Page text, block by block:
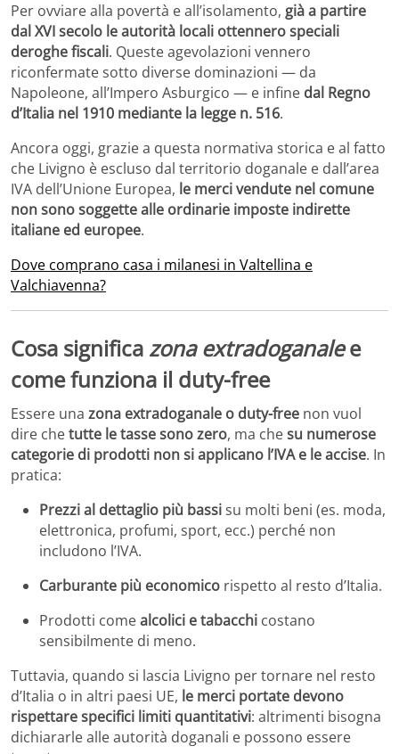
Per ovviare alla povertà e all’isolamento, già a partire
dal XVI secolo le autorità locali ottennero speciali
deroghe fiscali. Queste agevolazioni vennero
riconfermate sotto diverse dominazioni — da
Napoleone, all’Impero Asburgico — e infine dal Regno
d’Italia nel 1910 mediante la legge n. 516.
Ancora oggi, grazie a questa normativa storica e al fatto
che Livigno è escluso dal territorio doganale e dall’area
IVA dell’Unione Europea, le merci vendute nel comune
non sono soggette alle ordinarie imposte indirette
italiane ed europee.
Dove comprano casa i milanesi in Valtellina e
Valchiavenna?
Cosa significa zona extradoganalee
come funziona il duty-free
Essere una zona extradoganale o duty-free non vuol
dire chetutte le tasse sono zero, ma chesu numerose
categorie di prodotti non si applicano l’IVA e le accise. In
pratica:
Prezzi al dettaglio più bassisu molti beni (es. moda,
elettronica, profumi, sport, ecc.) perché non
includono l’IVA.
Carburante più economico rispetto al resto d’Italia.
Prodotti comealcolici e tabacchi costano
sensibilmente di meno.
Tuttavia, quando si lascia Livigno per tornare nel resto
d’Italia o in altri paesi UE, le merci portate devono
rispettare specifici limiti quantitativi: altrimenti bisogna
dichiararle alle autorità doganali e possono essere